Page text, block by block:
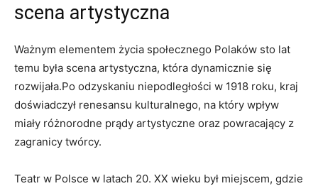
scena artystyczna
Ważnym elementem życia społecznego Polaków sto⁢ lat
temu była scena artystyczna, ‌która dynamicznie ​się
rozwijała.Po odzyskaniu niepodległości w 1918 roku, kraj
doświadczył renesansu‍ kulturalnego, ⁤na który wpływ
miały różnorodne prądy artystyczne oraz powracający z
zagranicy twórcy.
Teatr w Polsce w latach 20. XX wieku był miejscem, gdzie